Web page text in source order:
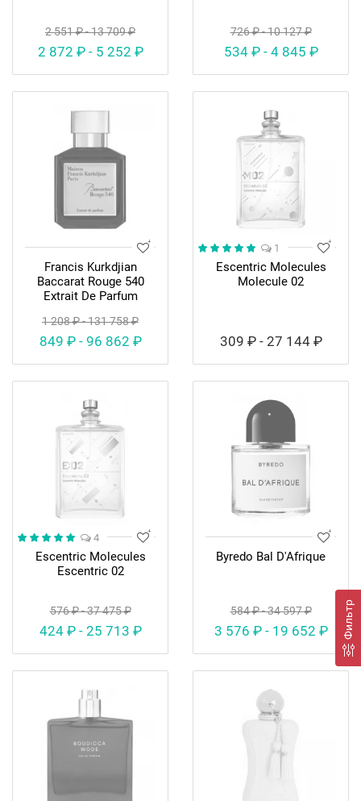
Фильтр
2 551 ₽ - 13 709 ₽
2 872 ₽ - 5 252 ₽
726 ₽ - 10 127 ₽
534 ₽ - 4 845 ₽
Francis Kurkdjian
Baccarat Rouge 540
Extrait De Parfum
1 208 ₽ - 131 758 ₽
849 ₽ - 96 862 ₽
Escentric Molecules
Molecule 02
1
309 ₽ - 27 144 ₽
Escentric Molecules
Escentric 02
4
576 ₽ - 37 475 ₽
424 ₽ - 25 713 ₽
Byredo Bal D'Afrique
584 ₽ - 34 597 ₽
3 576 ₽ - 19 652 ₽